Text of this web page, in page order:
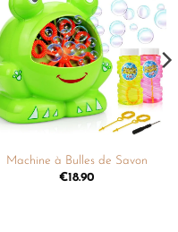
Ajouter
à la
liste de
souhaits
Machine à Bulles de Savon
€18.90